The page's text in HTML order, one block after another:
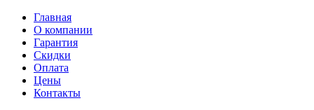
Главная
О компании
Гарантия
Скидки
Оплата
Цены
Контакты